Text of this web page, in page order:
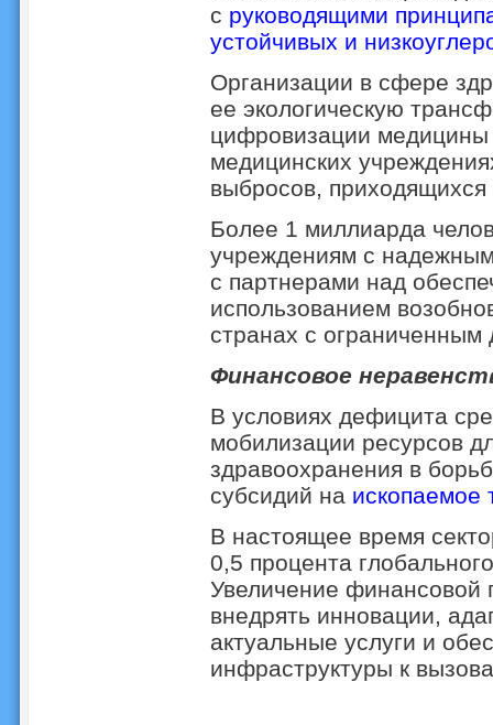
с руководящими
устойчивых и
Организации в сфере
ее экологическую
цифровизации медицины
медицинских
выбросов,
Более 1 миллиарда
учреждениям с
с партнерами над
использованием
странах с ограниченным
Финансовое
В условиях дефицита
мобилизации ресурсов
здравоохранения в
субсидий на ископаемое
В настоящее время
0,5 процента
Увеличение финансовой
внедрять инновации,
актуальные услуги и
инфраструктуры к